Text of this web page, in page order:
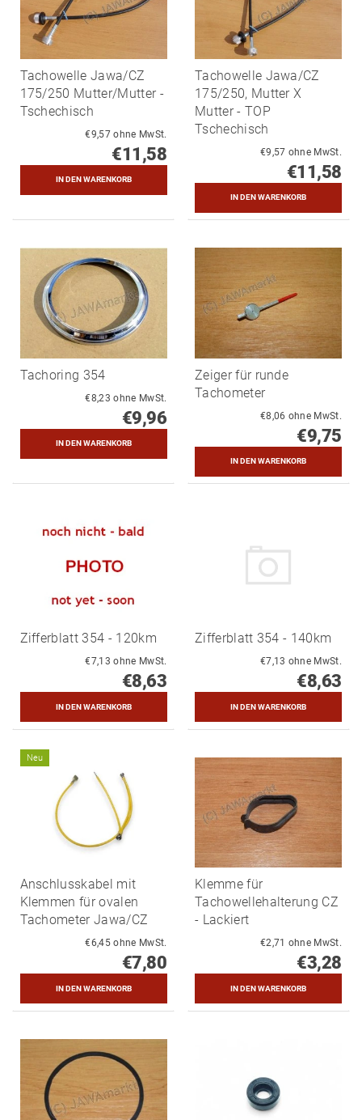
Tachowelle Jawa/CZ
175/250 Mutter/Mutter -
Tschechisch
€9,57 ohne MwSt.
€11,58
Tachowelle Jawa/CZ
175/250, Mutter X
Mutter - TOP
Tschechisch
€9,57 ohne MwSt.
€11,58
Tachoring 354
€8,23 ohne MwSt.
€9,96
Zeiger für runde
Tachometer
€8,06 ohne MwSt.
€9,75
Zifferblatt 354 - 120km
€7,13 ohne MwSt.
€8,63
Zifferblatt 354 - 140km
€7,13 ohne MwSt.
€8,63
Neu
Anschlusskabel mit
Klemmen für ovalen
Tachometer Jawa/CZ
€6,45 ohne MwSt.
€7,80
Klemme für
Tachowellehalterung CZ
- Lackiert
€2,71 ohne MwSt.
€3,28